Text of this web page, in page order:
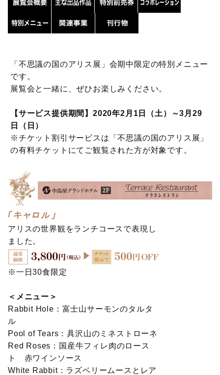
「不思議の国のアリス展」会期中限定の特別メニュー
です。
展覧会と一緒に、ぜひお楽しみください。
【サービス提供期間】2020年2月1日（土）～3月29
日（日）
※チケット割引サービスは「不思議の国のアリス展」
の有料チケットにてご観覧された方が対象です。
アリスの世界観をランチコースで表現し
ました。
※一日30食限定
＜メニュー＞
Rabbit Hole：富士山サーモンのタルタ
ル
Pool of Tears：具沢山のミネストローネ
Red Roses：国産牛フィレ肉のロース
ト 赤ワインソース
White Rabbit：ラズベリームースとレア